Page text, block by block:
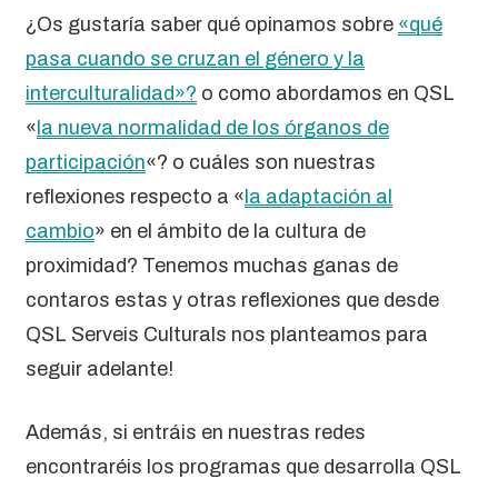
¿Os gustaría saber qué opinamos sobre «qué
pasa cuando se cruzan el género y la
interculturalidad»? o como abordamos en QSL
«la nueva normalidad de los órganos de
participación«? o cuáles son nuestras
reflexiones respecto a «la adaptación al
cambio» en el ámbito de la cultura de
proximidad? Tenemos muchas ganas de
contaros estas y otras reflexiones que desde
QSL Serveis Culturals nos planteamos para
seguir adelante!
Además, si entráis en nuestras redes
encontraréis los programas que desarrolla QSL